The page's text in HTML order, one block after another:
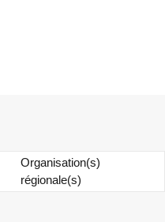
Organisation(s)
régionale(s)